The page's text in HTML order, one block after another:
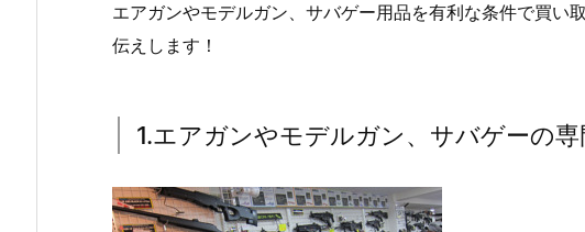
エアガンやモデルガン、サバゲー用品を有利な条件で買い
伝えします！
1.エアガンやモデルガン、サバゲーの